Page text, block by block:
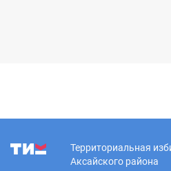
Территориальная
Аксайского района